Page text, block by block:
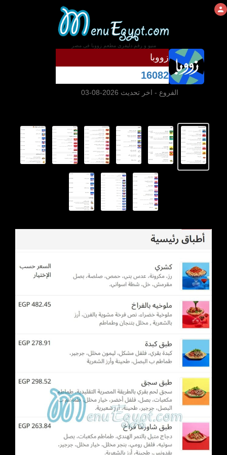
منيو و رقم دليفرى مطعم زووبا فى مصر
زووبا
16082
الفروع - اخر تحديث 2026-08-03